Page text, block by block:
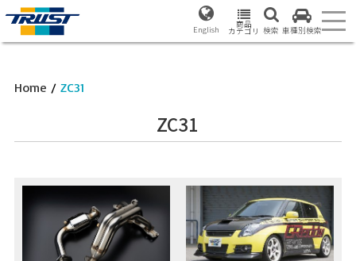
English 商品
カテゴリ 検索 車種別検索
Home / ZC31
ZC31